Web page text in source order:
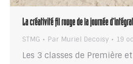
La créativité fil rouge de la journée
STMG Par Muriel Decoisy 19
Les 3 classes de Première